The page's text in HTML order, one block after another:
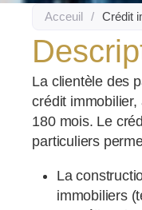
Acceuil / Crédit
La clientèle des
crédit
180 mois. Le
particuliers
La
immobiliers